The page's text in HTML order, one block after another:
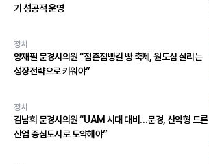
기 성공적 운영
정치
양재필 문경시의원 “점촌점빵길 빵 축제, 원도심 살리는
성장전략으로 키워야”
정치
김남희 문경시의원 “UAM 시대 대비…문경, 산악형 드론
산업 중심도시로 도약해야”